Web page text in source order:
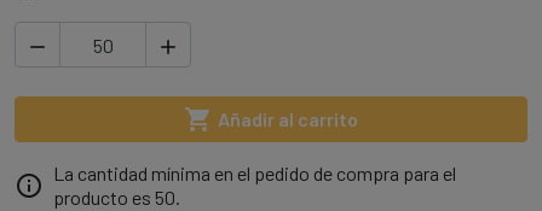
 
 Añadir al carrito

La cantidad mínima en el pedido de compra para el
producto es 50.